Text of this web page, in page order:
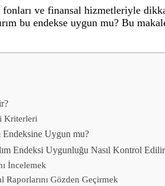
fonları ve finansal hizmetleriyle
bu endekse uygun mu? Bu
Kriterleri
Endeksine Uygun mu?
Endeksi Uygunluğu Nasıl Kontrol
İncelemek
Raporlarını Gözden Geçirmek